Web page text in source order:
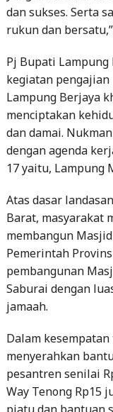
Pj Bupati
kegiatan
Lampung Berjaya
menciptakan
dan damai.
dengan agenda
17 yaitu, Lampung
Atas dasar
Barat, masyarakat
membangun
Pemerintah
pembangunan
Saburai dengan
jamaah.
Dalam
menyerahkan
pesantren senilai
Way Tenong Rp15
piatu dan bantuan
sebanyak 10
diakhiri dengan